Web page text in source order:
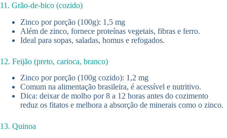
11. Grão-de-bico (cozido)
Zinco por porção (100g): 1,5 mg
Além de zinco, fornece proteínas vegetais, fibras e ferro.
Ideal para sopas, saladas, homus e refogados.
12. Feijão (preto, carioca, branco)
Zinco por porção (100g cozido): 1,2 mg
Comum na alimentação brasileira, é acessível e nutritivo.
Dica: deixar de molho por 8 a 12 horas antes do cozimento
reduz os fitatos e melhora a absorção de minerais como o zinco.
13. Quinoa